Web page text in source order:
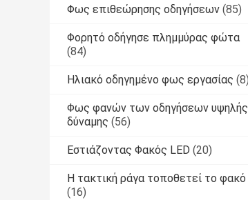
Φως επιθεώρησης οδηγήσεων (85)
Φορητό οδήγησε πλημμύρας φώτα
(84)
Ηλιακό οδηγημένο φως εργασίας (8)
Φως φανών των οδηγήσεων υψηλής
δύναμης (56)
Εστιάζοντας Φακός LED (20)
Η τακτική ράγα τοποθετεί το φακό
(16)